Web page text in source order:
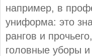
например, в
униформа: это
рангов и
головные уборы